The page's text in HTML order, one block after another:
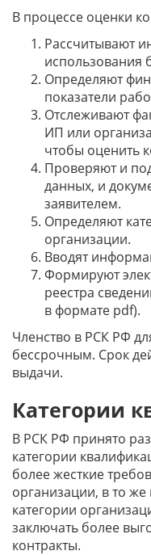
В процессе оценки
Рассчитывают
использования
Определяют
показатели
Отслеживают
ИП или
чтобы оценить
Проверяют и
данных, и
заявителем.
Определяют
организации.
Вводят
Формируют
реестра
в формате pdf).
Членство в РСК РФ
бессрочным. Срок
выдачи.
Категории
В РСК РФ принято
категории
более жесткие
организации, в то
категории
заключать более
контракты.